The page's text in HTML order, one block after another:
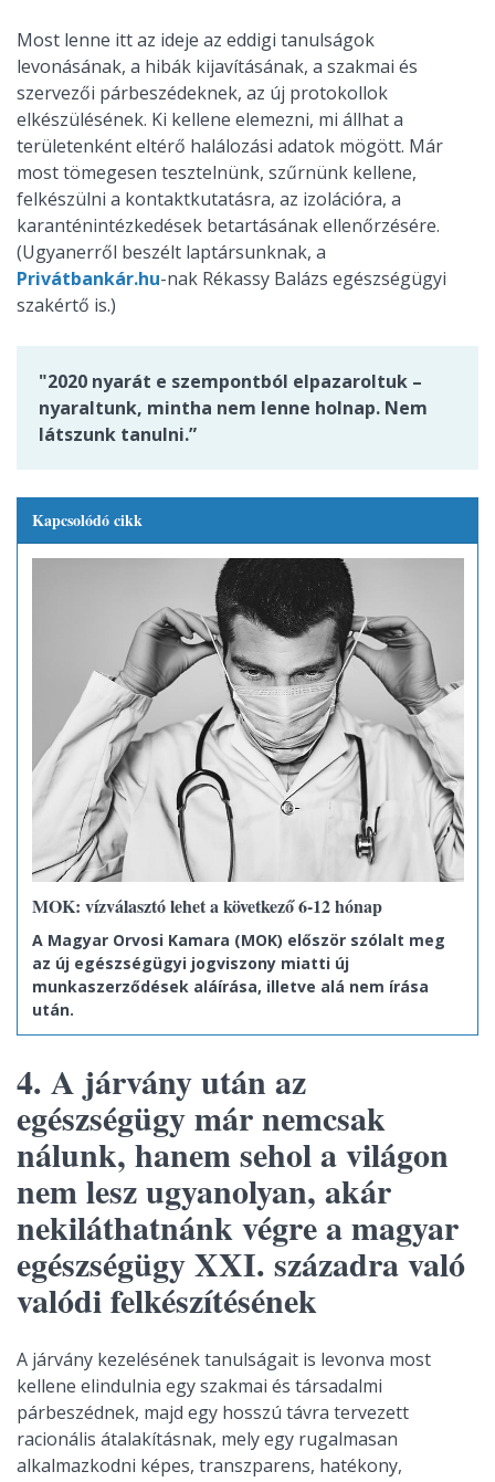
Most lenne itt az ideje az eddigi tanulságok
levonásának, a hibák kijavításának, a szakmai és
szervezői párbeszédeknek, az új protokollok
elkészülésének. Ki kellene elemezni, mi állhat a
területenként eltérő halálozási adatok mögött. Már
most tömegesen tesztelnünk, szűrnünk kellene,
felkészülni a kontaktkutatásra, az izolációra, a
karanténintézkedések betartásának ellenőrzésére.
(Ugyanerről beszélt laptársunknak, a
Privátbankár.hu-nak Rékassy Balázs egészségügyi
szakértő is.)
"2020 nyarát e szempontból elpazaroltuk –
nyaraltunk, mintha nem lenne holnap. Nem
látszunk tanulni.”
Kapcsolódó cikk
MOK: vízválasztó lehet a következő 6-12 hónap
A Magyar Orvosi Kamara (MOK) először szólalt meg
az új egészségügyi jogviszony miatti új
munkaszerződések aláírása, illetve alá nem írása
után.
4. A járvány után az
egészségügy már nemcsak
nálunk, hanem sehol a világon
nem lesz ugyanolyan, akár
nekiláthatnánk végre a magyar
egészségügy XXI. századra való
valódi felkészítésének
A járvány kezelésének tanulságait is levonva most
kellene elindulnia egy szakmai és társadalmi
párbeszédnek, majd egy hosszú távra tervezett
racionális átalakításnak, mely egy rugalmasan
alkalmazkodni képes, transzparens, hatékony,